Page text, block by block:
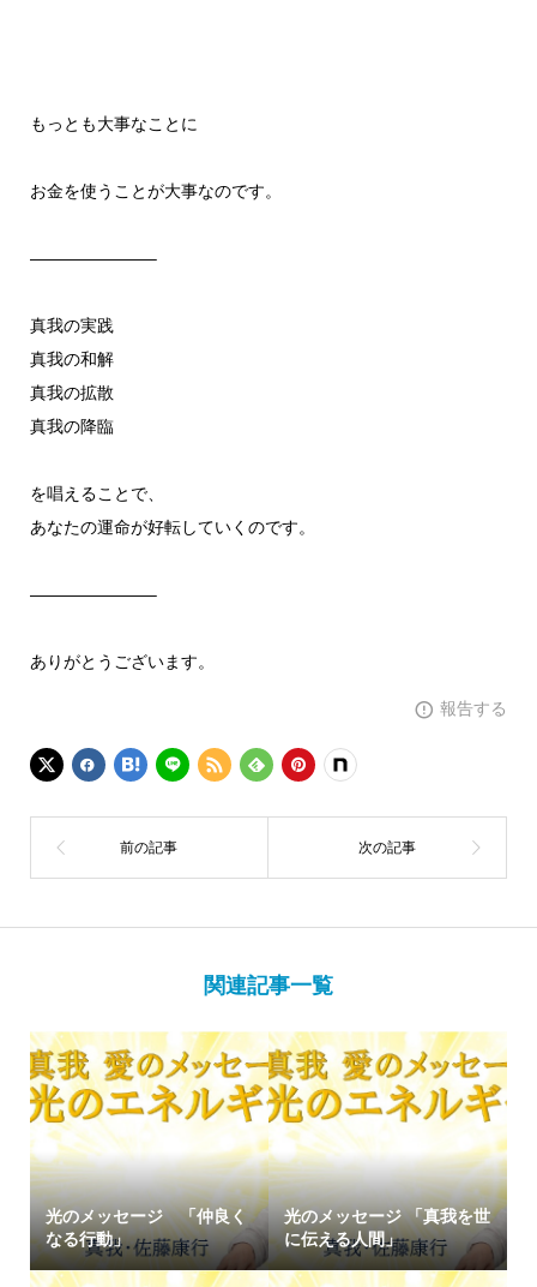
もっとも大事なことに
お金を使うことが大事なのです。
———————–
真我の実践
真我の和解
真我の拡散
真我の降臨
を唱えることで、
あなたの運命が好転していくのです。
———————–
ありがとうございます。
報告する
関連記事一覧
光のメッセージ 「仲良く
なる行動」
光のメッセージ 「真我を世
に伝える人間」